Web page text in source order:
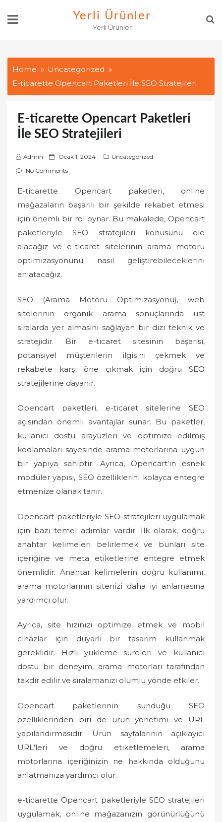
Yerli Ürünler
Yerli Ürünler
Home
Uncategorized
E-ticarette Opencart Paketleri İle SEO Stratejileri
E-ticarette Opencart Paketleri
İle SEO Stratejileri
Admin
P
o
t
e
d
Ocak 1, 2024
Uncategorized
No Comments
E-ticarette Opencart paketleri, online
mağazaların başarılı bir şekilde rekabet etmesi
için önemli bir rol oynar. Bu makalede, Opencart
paketleriyle SEO stratejileri konusunu ele
alacağız ve e-ticaret sitelerinin arama motoru
optimizasyonunu nasıl geliştirebileceklerini
anlatacağız.
SEO (Arama Motoru Optimizasyonu), web
sitelerinin organik arama sonuçlarında üst
sıralarda yer almasını sağlayan bir dizi teknik ve
stratejidir. Bir e-ticaret sitesinin başarısı,
potansiyel müşterilerin ilgisini çekmek ve
rekabete karşı öne çıkmak için doğru SEO
stratejilerine dayanır.
Opencart paketleri, e-ticaret sitelerine SEO
açısından önemli avantajlar sunar. Bu paketler,
kullanıcı dostu arayüzleri ve optimize edilmiş
kodlamaları sayesinde arama motorlarına uygun
bir yapıya sahiptir. Ayrıca, Opencart'ın esnek
modüler yapısı, SEO özelliklerini kolayca entegre
etmenize olanak tanır.
Opencart paketleriyle SEO stratejileri uygulamak
için bazı temel adımlar vardır. İlk olarak, doğru
anahtar kelimeleri belirlemek ve bunları site
içeriğine ve meta etiketlerine entegre etmek
önemlidir. Anahtar kelimelerin doğru kullanımı,
arama motorlarının sitenizi daha iyi anlamasına
yardımcı olur.
Ayrıca, site hızınızı optimize etmek ve mobil
cihazlar için duyarlı bir tasarım kullanmak
gereklidir. Hızlı yükleme süreleri ve kullanıcı
dostu bir deneyim, arama motorları tarafından
takdir edilir ve sıralamanızı olumlu yönde etkiler.
Opencart paketlerinin sunduğu SEO
özelliklerinden biri de ürün yönetimi ve URL
yapılandırmasıdır. Ürün sayfalarının açıklayıcı
URL'leri ve doğru etiketlemeleri, arama
motorlarına içeriğinizin ne hakkında olduğunu
anlatmanıza yardımcı olur.
e-ticarette Opencart paketleriyle SEO stratejileri
uygulamak, online mağazanızın görünürlüğünü